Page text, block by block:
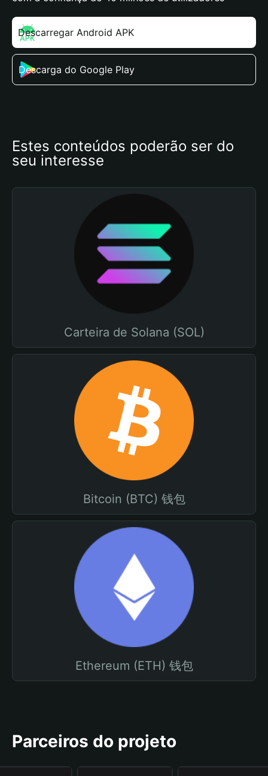
Descarregar Android APK
Descarga do Google Play
Estes conteúdos poderão ser do
seu interesse
Carteira de Solana (SOL)
Bitcoin (BTC) 钱包
Ethereum (ETH) 钱包
Parceiros do projeto